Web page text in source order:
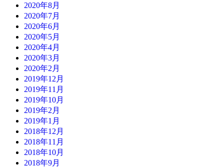
2020年8月
2020年7月
2020年6月
2020年5月
2020年4月
2020年3月
2020年2月
2019年12月
2019年11月
2019年10月
2019年2月
2019年1月
2018年12月
2018年11月
2018年10月
2018年9月